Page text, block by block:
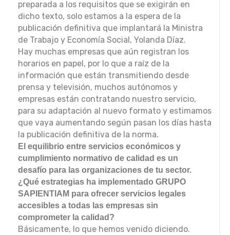
preparada a los requisitos que se exigirán en
dicho texto, solo estamos a la espera de la
publicación definitiva que implantará la Ministra
de Trabajo y Economía Social, Yolanda Díaz.
Hay muchas empresas que aún registran los
horarios en papel, por lo que a raíz de la
información que están transmitiendo desde
prensa y televisión, muchos autónomos y
empresas están contratando nuestro servicio,
para su adaptación al nuevo formato y estimamos
que vaya aumentando según pasan los días hasta
la publicación definitiva de la norma.
El equilibrio entre servicios económicos y
cumplimiento normativo de calidad es un
desafío para las organizaciones de tu sector.
¿Qué estrategias ha implementado GRUPO
SAPIENTIAM para ofrecer servicios legales
accesibles a todas las empresas sin
comprometer la calidad?
Básicamente, lo que hemos venido diciendo.